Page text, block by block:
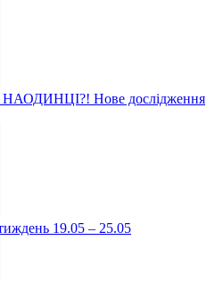
Нове дослідження
19.05 – 25.05